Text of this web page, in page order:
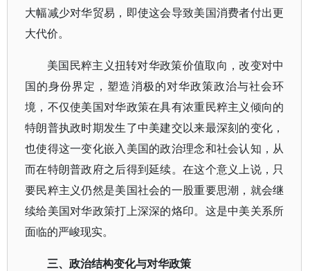
大幅减少对华贸易，即使这会导致美国消费者付出更
大代价。
美国民粹主义扭转对华政策价值取向，改变对中
国的身份界定，塑造消极的对华政策政治与社会环
境，不仅使美国对华政策在具有浓重民粹主义倾向的
特朗普执政时期发生了中美建交以来最深刻的变化，
也使得这一变化嵌入美国的政治理念和社会认知，从
而在特朗普政府之后得到延续。在这个意义上说，只
要民粹主义仍然是美国社会的一股重要思潮，就会继
续给美国对华政策打上深深的烙印。这是中美关系所
面临的严峻现实。
三、政治结构变化与对华政策